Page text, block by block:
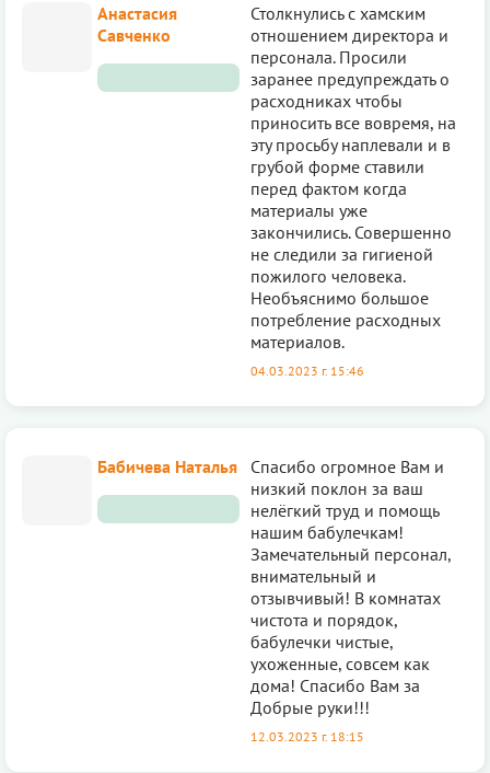
Анастасия
Савченко
Столкнулись с хамским
отношением директора и
персонала. Просили
заранее предупреждать о
расходниках чтобы
приносить все вовремя, на
эту просьбу наплевали и в
грубой форме ставили
перед фактом когда
материалы уже
закончились. Совершенно
не следили за гигиеной
пожилого человека.
Необъяснимо большое
потребление расходных
материалов.
04.03.2023 г. 15:46
Бабичева Наталья
Спасибо огромное Вам и
низкий поклон за ваш
нелёгкий труд и помощь
нашим бабулечкам!
Замечательный персонал,
внимательный и
отзывчивый! В комнатах
чистота и порядок,
бабулечки чистые,
ухоженные, совсем как
дома! Спасибо Вам за
Добрые руки!!!
12.03.2023 г. 18:15